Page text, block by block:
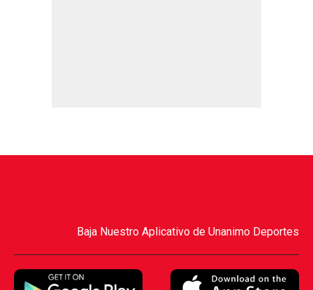
Baja Nuestro Aplicativo de Unanimo Deportes